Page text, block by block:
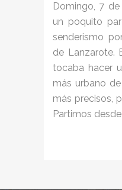
Domingo, 7
un poquito
senderismo
de Lanzarote.
tocaba hacer
más urbano
más precisos,
Partimos